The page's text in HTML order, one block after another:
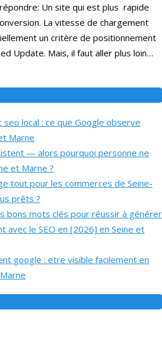
Un site qui est plus rapide
La vitesse de chargement
un critère de positionnement
Update. Mais, il faut aller plus loin…
seo local : ce que Google observe
Marne
— alors pourquoi personne ne
et Marne ?
tout pour les commerces de Seine-
prêts ?
bons mots clés pour réussir à générer
avec le SEO en [2026] en Seine et
google : etre visible facilement en